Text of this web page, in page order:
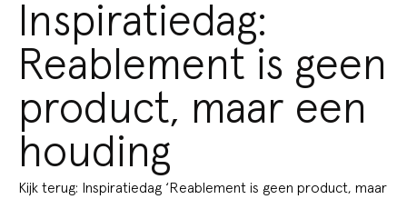
Inspiratiedag:
Reablement is geen
product, maar een
houding
Kijk terug: Inspiratiedag ‘Reablement is geen product, maar